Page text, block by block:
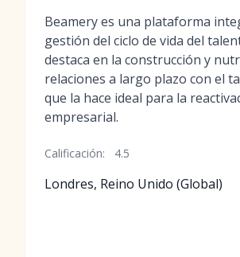
Beamery es una plataforma
gestión del ciclo de vida del
destaca en la construcción y
relaciones a largo plazo con el
que la hace ideal para la
empresarial.
Calificación: 4.5
Londres, Reino Unido (Global)